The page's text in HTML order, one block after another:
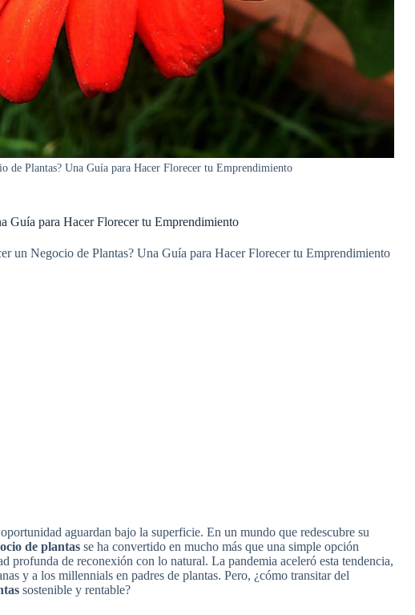
de Plantas? Una Guía para Hacer Florecer tu Emprendimiento
Guía para Hacer Florecer tu Emprendimiento
un Negocio de Plantas? Una Guía para Hacer Florecer tu Emprendimiento
aguardan bajo la superficie. En un mundo que redescubre su
de plantas se ha convertido en mucho más que una simple opción
profunda de reconexión con lo natural. La pandemia aceleró esta tendencia,
y a los millennials en padres de plantas. Pero, ¿cómo transitar del
sostenible y rentable?